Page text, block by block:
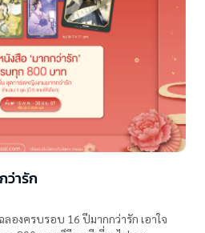
ว่ารัก
องครบรอบ 16 ปีมากกว่ารัก เอาใจ